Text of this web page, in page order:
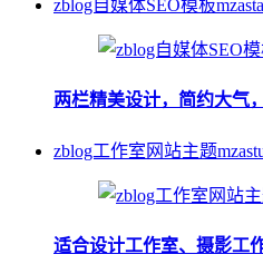
zblog自媒体SEO模板
两栏精美设计，简约大气
zblog工作室网站主题
适合设计工作室、摄影工